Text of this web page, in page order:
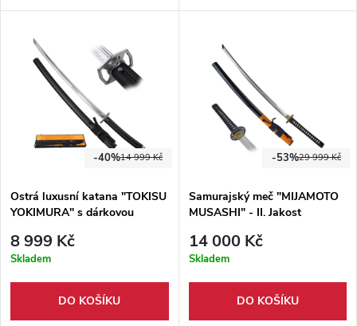
visibility:auto]:[contain-intrinsic-
[calc(var(--header-
height)+min(200px,max(70px,20svh)))]"
dir="auto" data-turn-
id="request-68d645b1-52a0-
8332-a0cf-e445c12f6913-0"
data-testid="conversation-
turn-135" data-scroll-
tabindex="-1"> Luxusní
červená katana s čepelí z oceli
T10 kalené jílem na 60 HRC.
Reálný hamon, velice ostrá
uhlíková. Čepel s kamenným
straně. Pravá rejnočí kůže.
Červeně lakovaná dřevěná
pochva se zlatými ornamenty, z
části překrytá vrstvou černého
laku s modro-žlutým třpytícím
efektem. Vhodná pro trénink a
tameshigiri.
14 999 Kč
-40%
Ostrá luxusní katana "TOKISU
YOKIMURA" s dárkovou
8 999 Kč
Skladem
DO KOŠÍKU
29 999 Kč
-53%
Samurajský meč "MIJAMOTO
MUSASHI" - II. Jakost
14 000 Kč
Skladem
DO KOŠÍKU